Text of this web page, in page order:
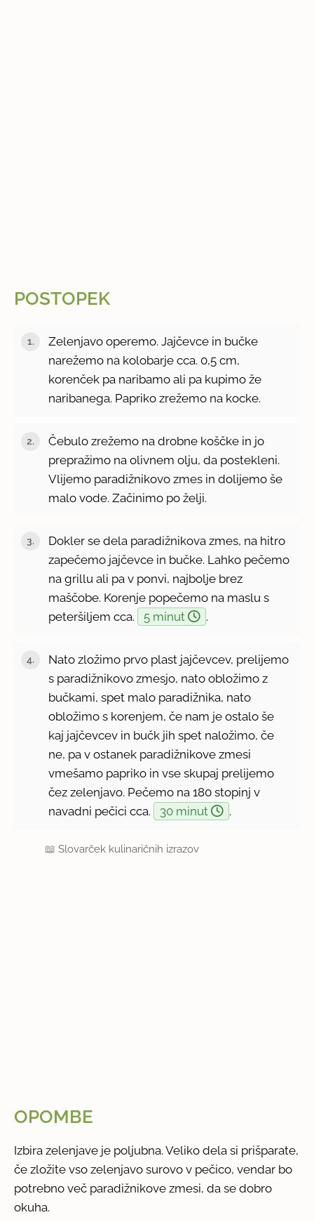
POSTOPEK
Zelenjavo operemo. Jajčevce in bučke
narežemo na kolobarje cca. 0,5 cm,
korenček pa naribamo ali pa kupimo že
naribanega. Papriko zrežemo na kocke.
Čebulo zrežemo na drobne koščke in jo
prepražimo na olivnem olju, da postekleni.
Vlijemo paradižnikovo zmes in dolijemo še
malo vode. Začinimo po želji.
Dokler se dela paradižnikova zmes, na hitro
zapečemo jajčevce in bučke. Lahko pečemo
na grillu ali pa v ponvi, najbolje brez
maščobe. Korenje popečemo na maslu s
peteršiljem cca.
5 minut .
Nato zložimo prvo plast jajčevcev, prelijemo
s paradižnikovo zmesjo, nato obložimo z
bučkami, spet malo paradižnika, nato
obložimo s korenjem, če nam je ostalo še
kaj jajčevcev in bučk jih spet naložimo, če
ne, pa v ostanek paradižnikove zmesi
vmešamo papriko in vse skupaj prelijemo
čez zelenjavo. Pečemo na 180 stopinj v
navadni pečici cca.
30 minut .
📖Slovarček kulinaričnih izrazov
OPOMBE
Izbira zelenjave je poljubna. Veliko dela si prišparate,
če zložite vso zelenjavo surovo v pečico, vendar bo
potrebno več paradižnikove zmesi, da se dobro
okuha.